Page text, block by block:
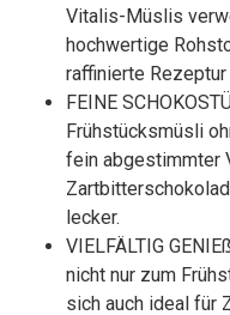
Vitalis-Müslis
hochwertige
raffinierte
FEINE
Frühstücksmüsli
fein abgestimmter
lecker.
VIELFÄLTIG
nicht nur zum
sich auch ideal für